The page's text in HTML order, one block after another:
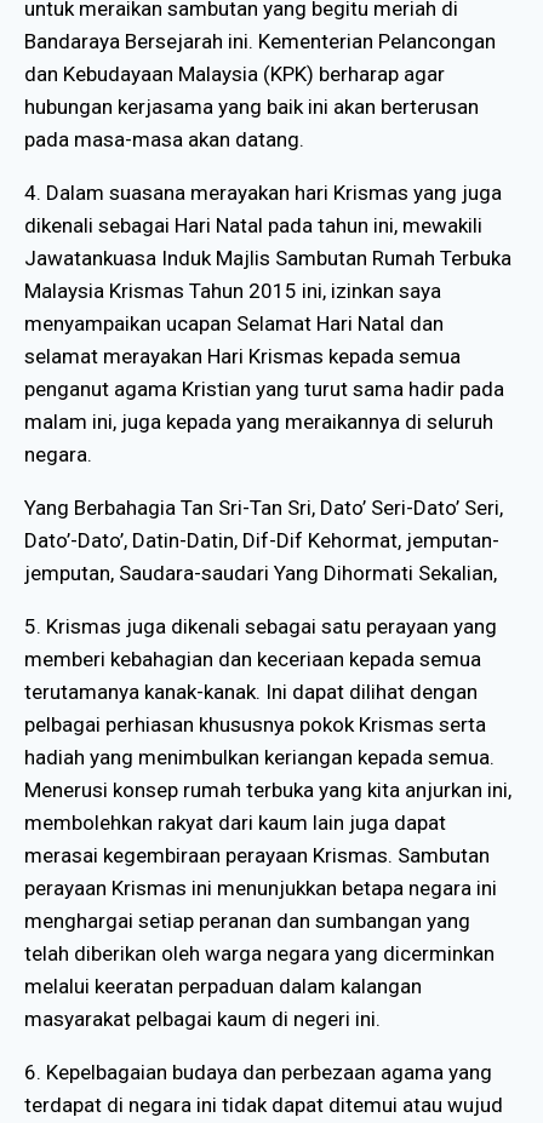
untuk meraikan sambutan yang begitu meriah di
Bandaraya Bersejarah ini. Kementerian Pelancongan
dan Kebudayaan Malaysia (KPK) berharap agar
hubungan kerjasama yang baik ini akan berterusan
pada masa-masa akan datang.
4. Dalam suasana merayakan hari Krismas yang juga
dikenali sebagai Hari Natal pada tahun ini, mewakili
Jawatankuasa Induk Majlis Sambutan Rumah Terbuka
Malaysia Krismas Tahun 2015 ini, izinkan saya
menyampaikan ucapan Selamat Hari Natal dan
selamat merayakan Hari Krismas kepada semua
penganut agama Kristian yang turut sama hadir pada
malam ini, juga kepada yang meraikannya di seluruh
negara.
Yang Berbahagia Tan Sri-Tan Sri, Dato’ Seri-Dato’ Seri,
Dato’-Dato’, Datin-Datin, Dif-Dif Kehormat, jemputan-
jemputan, Saudara-saudari Yang Dihormati Sekalian,
5. Krismas juga dikenali sebagai satu perayaan yang
memberi kebahagian dan keceriaan kepada semua
terutamanya kanak-kanak. Ini dapat dilihat dengan
pelbagai perhiasan khususnya pokok Krismas serta
hadiah yang menimbulkan keriangan kepada semua.
Menerusi konsep rumah terbuka yang kita anjurkan ini,
membolehkan rakyat dari kaum lain juga dapat
merasai kegembiraan perayaan Krismas. Sambutan
perayaan Krismas ini menunjukkan betapa negara ini
menghargai setiap peranan dan sumbangan yang
telah diberikan oleh warga negara yang dicerminkan
melalui keeratan perpaduan dalam kalangan
masyarakat pelbagai kaum di negeri ini.
6. Kepelbagaian budaya dan perbezaan agama yang
terdapat di negara ini tidak dapat ditemui atau wujud